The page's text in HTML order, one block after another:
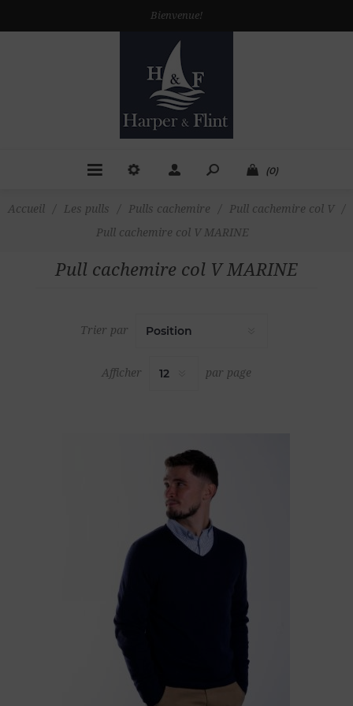
Bienvenue!
(0)
Accueil / Les pulls / Pulls cachemire / Pull cachemire col V
/
Pull cachemire col V MARINE
Pull cachemire col V MARINE
Trier par
Afficher par page